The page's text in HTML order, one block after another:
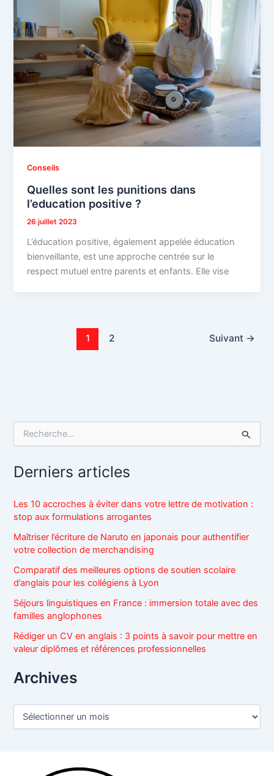
Conseils
Quelles sont les punitions dans
l’education positive ?
26 juillet 2023
L’éducation positive, également appelée éducation
bienveillante, est une approche centrée sur le
respect mutuel entre parents et enfants. Elle vise
1 2 Suivant →
e
c
r
Derniers articles
Les 10 accroches à éviter dans votre lettre de motivation :
stop aux formulations arrogantes
Maîtriser l’écriture de Naruto en japonais pour authentifier
votre collection de merchandising
Comparatif des meilleures options de soutien scolaire
d’anglais pour les collégiens à Lyon
Séjours linguistiques en France : immersion totale avec des
familles anglophones
Rédiger un CV en anglais : 3 points à savoir pour mettre en
valeur diplômes et références professionnelles
Archives
A